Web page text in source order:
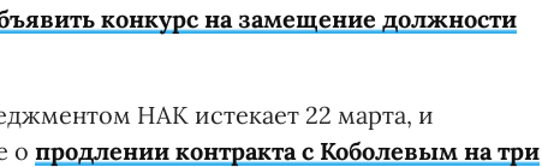
конкурс на замещение должности
НАК истекает 22 марта, и
о продлении контракта с Коболевым на три